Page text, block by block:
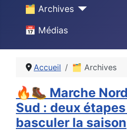
🗂 Archives
📅 Médias
Accueil 🗂 Archives
🔥🥾 Marche
Sud : deux
basculer la saison